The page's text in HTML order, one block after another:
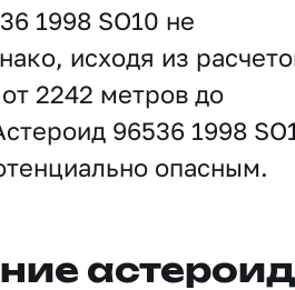
1998 SO10 не
исходя из
2242 метров до
96536 1998
опасным.